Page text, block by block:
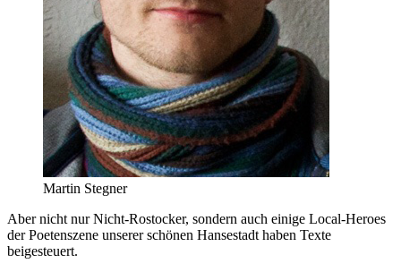
Martin Stegner
Aber nicht nur Nicht-Rostocker, sondern auch einige Local-Heroes
der Poetenszene unserer schönen Hansestadt haben Texte
beigesteuert.